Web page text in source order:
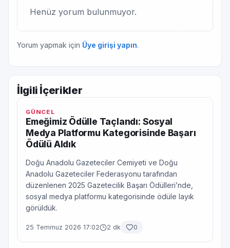
Henüz yorum bulunmuyor.
Yorum yapmak için Üye girişi yapın.
İlgili İçerikler
GÜNCEL
Emeğimiz Ödülle Taçlandı: Sosyal
Medya Platformu Kategorisinde Başarı
Ödülü Aldık
Doğu Anadolu Gazeteciler Cemiyeti ve Doğu
Anadolu Gazeteciler Federasyonu tarafından
düzenlenen 2025 Gazetecilik Başarı Ödülleri’nde,
sosyal medya platformu kategorisinde ödüle layık
görüldük.
25 Temmuz 2026 17:02 2 dk 0